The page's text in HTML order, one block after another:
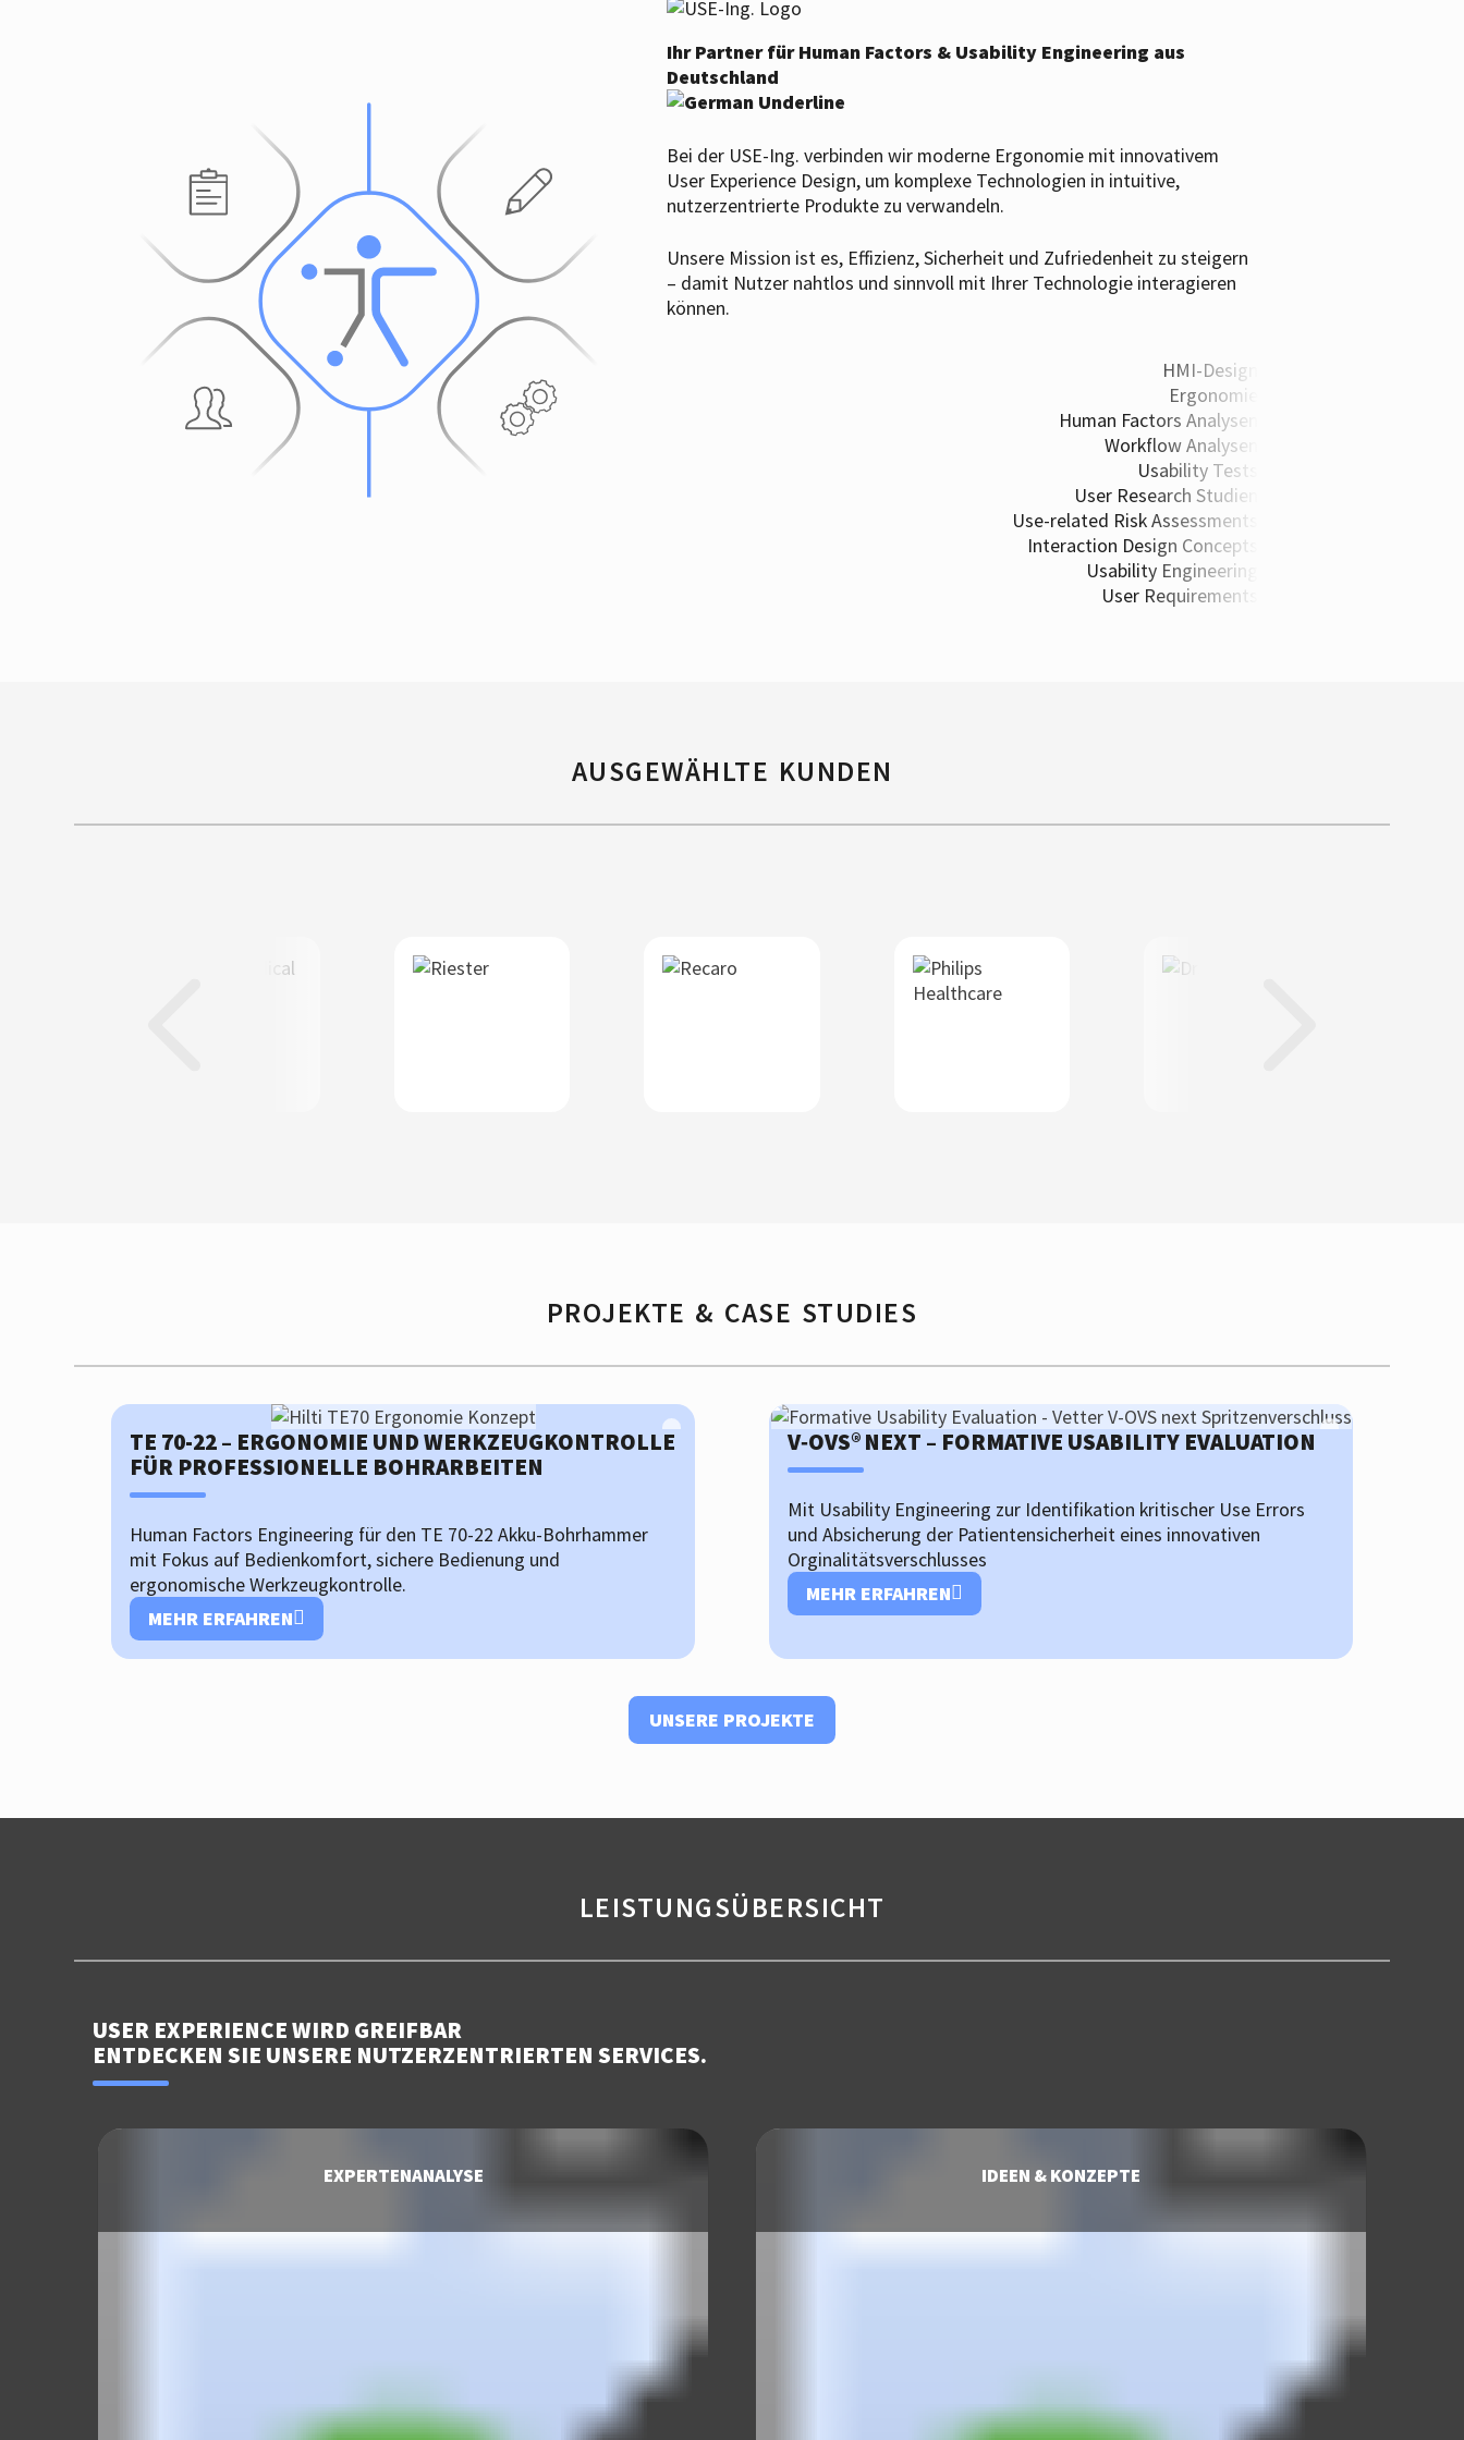
Ihr Partner für Human Factors & Usability Engineering aus
Deutschland
Bei der USE-Ing. verbinden wir moderne Ergonomie mit innovativem
User Experience Design, um komplexe Technologien in intuitive,
nutzerzentrierte Produkte zu verwandeln.
Unsere Mission ist es, Effizienz, Sicherheit und Zufriedenheit zu steigern
– damit Nutzer nahtlos und sinnvoll mit Ihrer Technologie interagieren
können.
HMI-Design
Ergonomie
Human Factors Analysen
Workflow Analysen
Usability Tests
User Research Studien
Use-related Risk Assessments
Interaction Design Concepts
Usability Engineering
User Requirements
AUSGEWÄHLTE KUNDEN
PROJEKTE & CASE STUDIES
TE 70-22 – ERGONOMIE UND WERKZEUGKONTROLLE
FÜR PROFESSIONELLE BOHRARBEITEN
Human Factors Engineering für den TE 70-22 Akku-Bohrhammer
mit Fokus auf Bedienkomfort, sichere Bedienung und
ergonomische Werkzeugkontrolle.
MEHR ERFAHREN
V‑OVS® NEXT – FORMATIVE USABILITY EVALUATION
Mit Usability Engineering zur Identifikation kritischer Use Errors
und Absicherung der Patientensicherheit eines innovativen
Orginalitätsverschlusses
MEHR ERFAHREN
UNSERE PROJEKTE
LEISTUNGSÜBERSICHT
USER EXPERIENCE WIRD GREIFBAR
ENTDECKEN SIE UNSERE NUTZERZENTRIERTEN SERVICES.
EXPERTENANALYSE IDEEN & KONZEPTE